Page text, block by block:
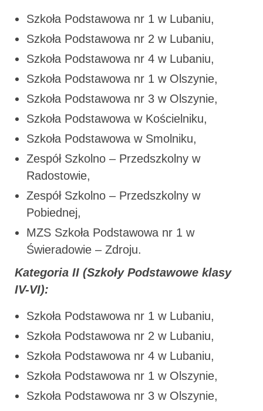
Szkoła Podstawowa nr 1 w Lubaniu,
Szkoła Podstawowa nr 2 w Lubaniu,
Szkoła Podstawowa nr 4 w Lubaniu,
Szkoła Podstawowa nr 1 w Olszynie,
Szkoła Podstawowa nr 3 w Olszynie,
Szkoła Podstawowa w Kościelniku,
Szkoła Podstawowa w Smolniku,
Zespół Szkolno – Przedszkolny w
Radostowie,
Zespół Szkolno – Przedszkolny w
Pobiednej,
MZS Szkoła Podstawowa nr 1 w
Świeradowie – Zdroju.
Kategoria II (Szkoły Podstawowe klasy
IV-VI):
Szkoła Podstawowa nr 1 w Lubaniu,
Szkoła Podstawowa nr 2 w Lubaniu,
Szkoła Podstawowa nr 4 w Lubaniu,
Szkoła Podstawowa nr 1 w Olszynie,
Szkoła Podstawowa nr 3 w Olszynie,